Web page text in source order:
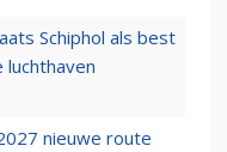
Schiphol als best
nieuwe route